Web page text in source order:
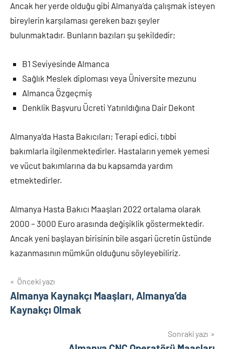
Ancak her yerde olduğu gibi Almanya’da çalışmak isteyen
bireylerin karşılaması gereken bazı şeyler
bulunmaktadır. Bunların bazıları şu şekildedir;
B1 Seviyesinde Almanca
Sağlık Meslek diploması veya Üniversite mezunu
Almanca Özgeçmiş
Denklik Başvuru Ücreti Yatırıldığına Dair Dekont
Almanya’da Hasta Bakıcıları; Terapi edici, tıbbi
bakımlarla ilgilenmektedirler. Hastaların yemek yemesi
ve vücut bakımlarına da bu kapsamda yardım
etmektedirler.
Almanya Hasta Bakıcı Maaşları 2022 ortalama olarak
2000 – 3000 Euro arasında değişiklik göstermektedir.
Ancak yeni başlayan birisinin bile asgari ücretin üstünde
kazanmasının mümkün olduğunu söyleyebiliriz.
Yazı
gezinmesi
Önceki yazı
Almanya Kaynakçı Maaşları, Almanya’da
Kaynakçı Olmak
Sonraki yazı